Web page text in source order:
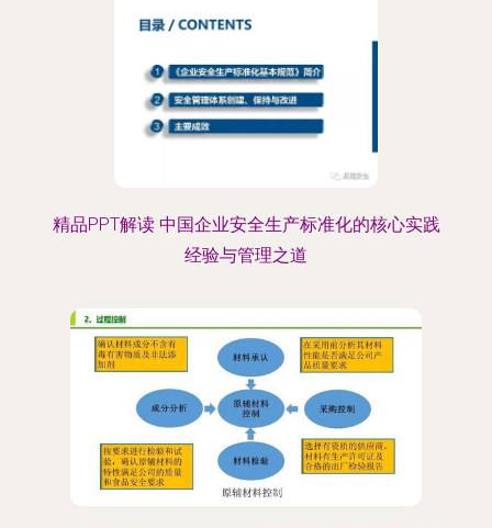
精品PPT解读 中国企业安全生产标准化的核心实践
经验与管理之道